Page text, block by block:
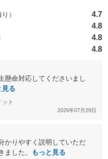
中）
） 4.7
4.8
4.8
4.8
懸命対応してくださいまし
見る
ト
2026年07月29日
かりやすく説明していただ
ました。
もっと見る